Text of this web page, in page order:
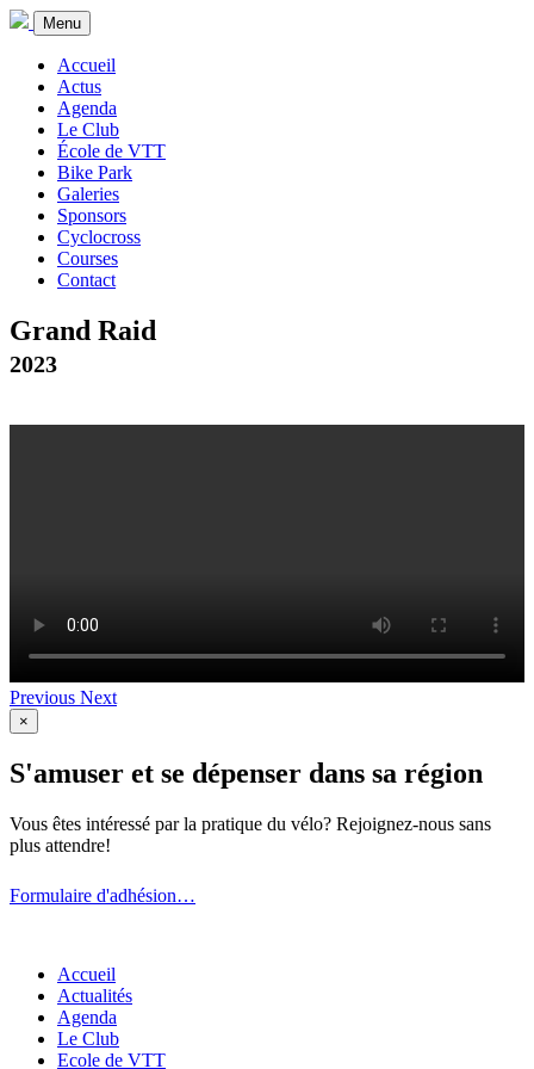
Menu
Accueil
Actus
Agenda
Le Club
École de VTT
Bike Park
Galeries
Sponsors
Cyclocross
Courses
Contact
Grand Raid
2023
Previous Next
×
S'amuser et se dépenser dans sa région
Vous êtes intéressé par la pratique du vélo? Rejoignez-nous sans
plus attendre!
Formulaire d'adhésion…
Accueil
Actualités
Agenda
Le Club
Ecole de VTT